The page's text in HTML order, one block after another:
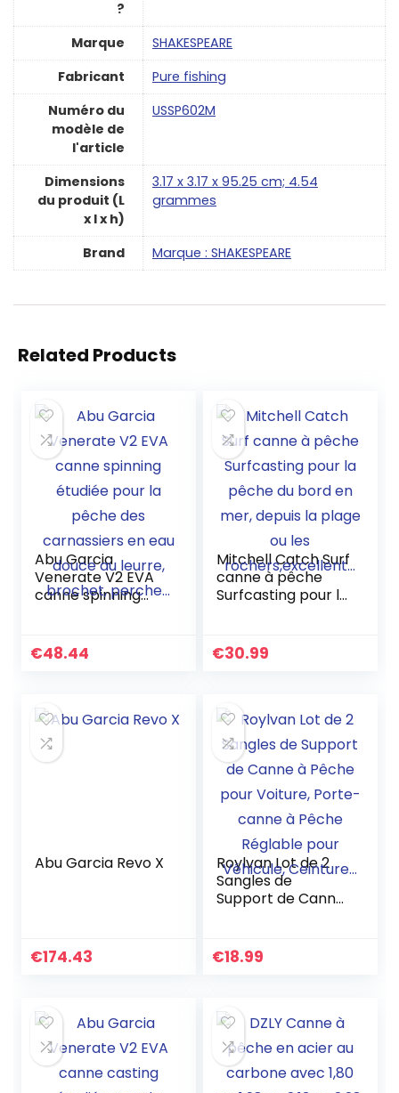
?
Marque
‎SHAKESPEARE
Fabricant
‎Pure fishing
Numéro du
modèle de
l'article
‎USSP602M
Dimensions
du produit (L
x l x h)
‎3.17 x 3.17 x 95.25 cm; 4.54
grammes
Brand Marque : SHAKESPEARE
Related Products
Abu Garcia
Venerate V2 EVA
canne spinning
carnassiers en eau
€48.44
Mitchell Catch Surf
canne à pêche
Surfcasting pour la
plage ou les
€30.99
Abu Garcia Revo X
€174.43
Roylvan Lot de 2
Sangles de
Support de Canne
canne à Pêche
€18.99